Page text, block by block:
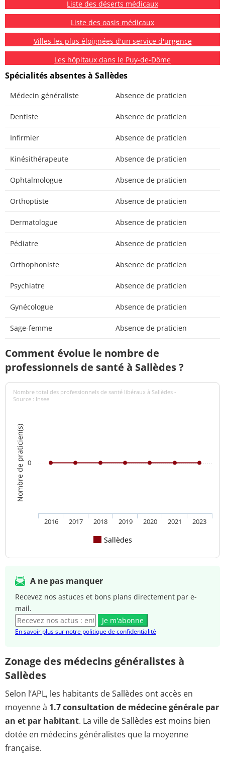
Liste des déserts médicaux
Liste des oasis médicaux
Villes les plus éloignées d'un service d'urgence
Les hôpitaux dans le Puy-de-Dôme
Spécialités absentes à Sallèdes
Médecin généraliste Absence de praticien
Dentiste Absence de praticien
Infirmier Absence de praticien
Kinésithérapeute Absence de praticien
Ophtalmologue Absence de praticien
Orthoptiste Absence de praticien
Dermatologue Absence de praticien
Pédiatre Absence de praticien
Orthophoniste Absence de praticien
Psychiatre Absence de praticien
Gynécologue Absence de praticien
Sage-femme Absence de praticien
Comment évolue le nombre de
professionnels de santé à Sallèdes ?
Nombre de praticien(s)
Nombre total des professionnels de santé libéraux à Sallèdes -
Source : Insee
Sallèdes
2016 2017 2018 2019 2020 2021 2023
0
A ne pas manquer
Recevez nos astuces et bons plans directement par e-
mail.
Je m'abonne
En savoir plus sur notre politique de confidentialité
Zonage des médecins généralistes à
Sallèdes
Selon l’APL, les habitants de Sallèdes ont accès en
moyenne à 1.7 consultation de médecine générale par
an et par habitant. La ville de Sallèdes est moins bien
dotée en médecins généralistes que la moyenne
française.